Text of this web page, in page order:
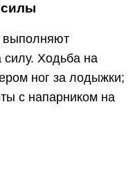
силы
выполняют
силу. Ходьба на
ног за лодыжки;
с напарником на